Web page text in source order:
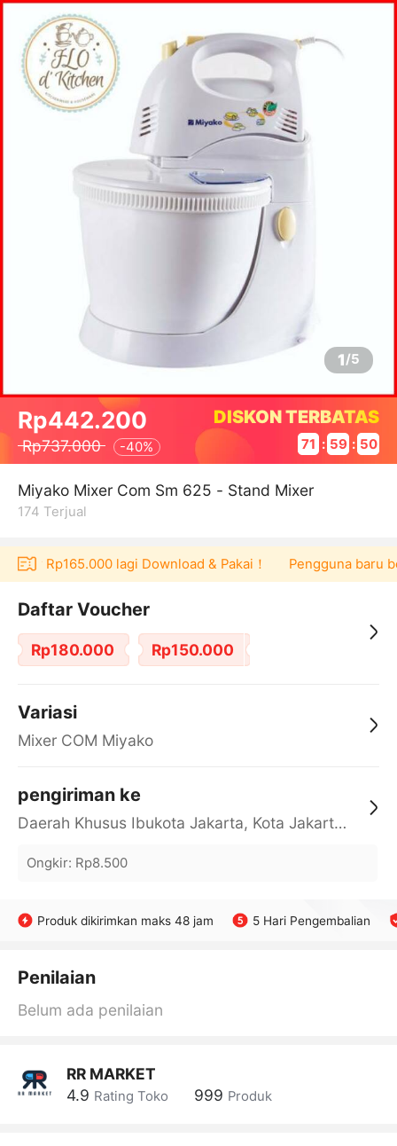
1/5
Rp442.200
Rp737.000 -40%
DISKON TERBATAS
71 : 59 : 50
Miyako Mixer Com Sm 625 - Stand Mixer
174 Terjual
Rp165.000 lagi Download & Pakai！ Pengguna baru
Daftar Voucher
Rp180.000 Rp150.000
Variasi
Mixer COM Miyako
pengiriman ke
Daerah Khusus Ibukota Jakarta, Kota Jakarta Barat, Cengkareng, yy
Ongkir: Rp8.500
Produk dikirimkan maks 48 jam 5 Hari Pengembalian
Penilaian
Belum ada penilaian
RR MARKET
4.9 Rating Toko 999 Produk